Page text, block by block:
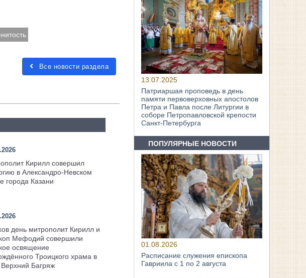
Все новости раздела
Кирилл совершил
в Александро-Невском
города Казани
день митрополит Кирилл и
Мефодий совершили
освящение
Троицкого храма в
Багряж
13.07.2025
Патриаршая проповедь в день
памяти первоверховных апостолов
Петра и Павла после Литургии в
соборе Петропавловской крепости
Санкт-Петербурга
ПОПУЛЯРНЫЕ НОВОСТИ
01.08.2026
Расписание служения епископа
Гавриила с 1 по 2 августа